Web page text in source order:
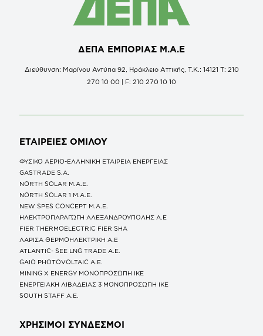
ΔΕΠΑ ΕΜΠΟΡΙΑΣ Μ.Α.Ε
Διεύθυνση: Μαρίνου Αντύπα 92, Ηράκλειο Αττικής, Τ.Κ.: 14121 Τ: 210
270 10 00 | F: 210 270 10 10
ΕΤΑΙΡΕΙΕΣ ΟΜΙΛΟΥ
ΦΥΣΙΚΟ ΑΕΡΙΟ-ΕΛΛΗΝΙΚΗ ΕΤΑΙΡΕΙΑ ΕΝΕΡΓΕΙΑΣ
GASTRADE S.A.
NORTH SOLAR M.Α.Ε.
NORTH SOLAR 1 M.Α.Ε.
NEW SPES CONCEPT Μ.Α.Ε.
ΗΛΕΚΤΡΟΠΑΡΑΓΩΓΗ ΑΛΕΞΑΝΔΡΟΥΠΟΛΗΣ A.E
FIER THERMOELECTRIC FIER SHA
ΛΑΡΙΣΑ ΘΕΡΜΟΗΛΕΚΤΡΙΚΗ A.E
ATLANTIC- SEE LNG TRADE A.E.
GAIO PHOTOVOLTAIC Α.Ε.
MINING X ENERGY ΜΟΝΟΠΡΟΣΩΠΗ ΙΚΕ
ΕΝΕΡΓΕΙΑΚΗ ΛΙΒΑΔΕΙΑΣ 3 ΜΟΝΟΠΡΟΣΩΠΗ ΙΚΕ
SOUTH STAFF Α.Ε.
ΧΡΗΣΙΜΟΙ ΣΥΝΔΕΣΜΟΙ